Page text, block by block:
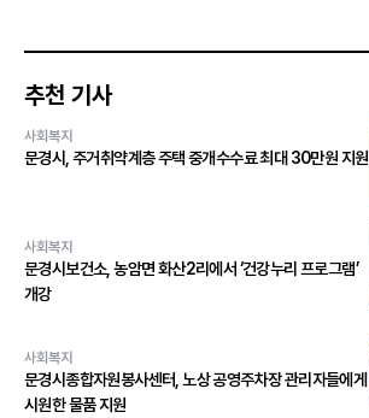
추천 기사
사회복지
문경시, 주거취약계층 주택 중개수수료 최대 30만원 지원
사회복지
문경시보건소, 농암면 화산2리에서 ‘건강누리 프로그램’
개강
사회복지
문경시종합자원봉사센터, 노상 공영주차장 관리자들에게
시원한 물품 지원